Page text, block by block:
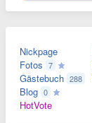
Nickpage
Fotos 7
Gästebuch 288
Blog 0
HotVote